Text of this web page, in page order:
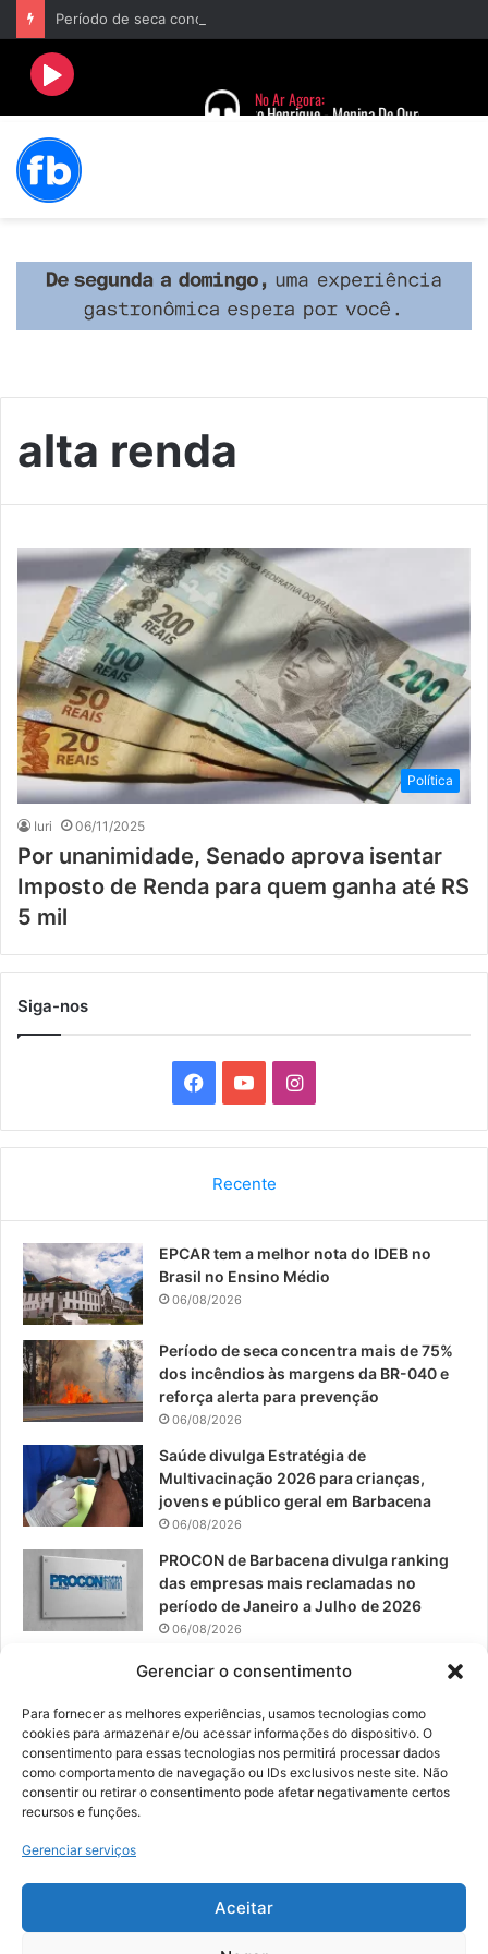
Gerenciar o consentimento
Para fornecer as melhores experiências, usamos tecnologias como
cookies para armazenar e/ou acessar informações do dispositivo. O
consentimento para essas tecnologias nos permitirá processar dados
como comportamento de navegação ou IDs exclusivos neste site. Não
consentir ou retirar o consentimento pode afetar negativamente certos
recursos e funções.
Gerenciar serviços
Aceitar
alta renda
Política
Iuri 06/11/2025
Por unanimidade, Senado aprova isentar
Imposto de Renda para quem ganha até RS
5 mil
Siga-nos
a
b
o
o
k
o
u
e
I
n
a
r
a
Recente
EPCAR tem a melhor nota do IDEB no
Brasil no Ensino Médio
06/08/2026
Período de seca concentra mais de 75%
dos incêndios às margens da BR-040 e
reforça alerta para prevenção
06/08/2026
Saúde divulga Estratégia de
Multivacinação 2026 para crianças,
jovens e público geral em Barbacena
06/08/2026
PROCON de Barbacena divulga ranking
das empresas mais reclamadas no
período de Janeiro a Julho de 2026
06/08/2026
Prefeitura convoca organizações de
Resíduos Sólidos
05/08/2026
© 2026, Todos os direitos reservados | Desenvolvido por:
Digital Business| Hospedado por:NP Publicidade
Fale Conosco
Sobre Nós